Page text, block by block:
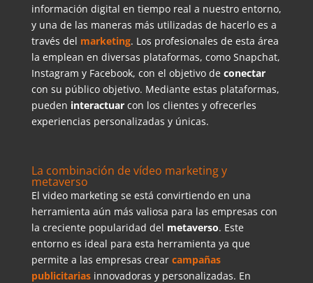
información digital en tiempo real a nuestro entorno,
y una de las maneras más utilizadas de hacerlo es a
través del marketing. Los profesionales de esta área
la emplean en diversas plataformas, como Snapchat,
Instagram y Facebook, con el objetivo de conectar
con su público objetivo. Mediante estas plataformas,
pueden interactuar con los clientes y ofrecerles
experiencias personalizadas y únicas.
La combinación de vídeo marketing y
metaverso
El video marketing se está convirtiendo en una
herramienta aún más valiosa para las empresas con
la creciente popularidad del metaverso. Este
entorno es ideal para esta herramienta ya que
permite a las empresas crear campañas
publicitarias innovadoras y personalizadas. En